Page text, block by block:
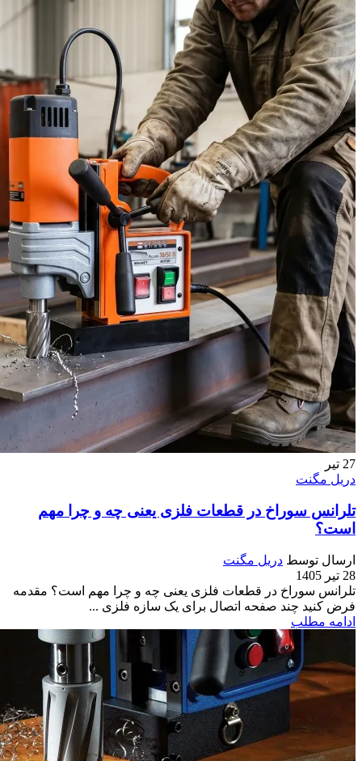
27 تیر
دریل مگنت
تلرانس سوراخ در قطعات فلزی یعنی چه و چرا مهم
است؟
ارسال توسط دریل مگنت
28 تیر 1405
تلرانس سوراخ در قطعات فلزی یعنی چه و چرا مهم است؟ مقدمه
فرض کنید چند صفحه اتصال برای یک سازه فلزی ...
ادامه مطلب